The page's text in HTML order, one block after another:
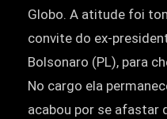
Globo. A atitude foi
convite do ex-
Bolsonaro (PL), para
No cargo ela
acabou por se afastar